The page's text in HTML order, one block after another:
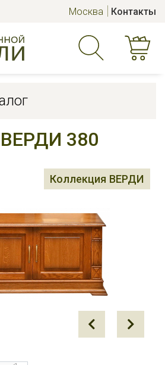
Москва Контакты
380
Коллекция ВЕРДИ